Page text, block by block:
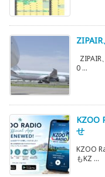
ZIPAIR
0 ...
KZOO
せ
KZOO
もKZ ...